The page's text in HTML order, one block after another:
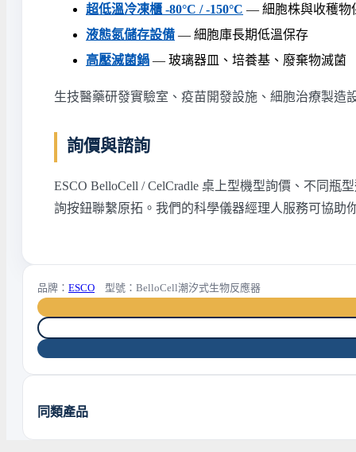
超低溫冷凍櫃 -80°C / -150°C — 細胞株與收穫物
液態氮儲存設備 — 細胞庫長期低溫保存
高壓滅菌鍋 — 玻璃器皿、培養基、廢棄物滅菌
生技醫藥研發實驗室、疫苗開發設施、細胞治療製造
詢價與諮詢
ESCO BelloCell / CelCradle 桌上型機型詢價、不同
詢按鈕聯繫原拓。我們的科學儀器經理人服務可協助
品牌： ESCO 型號：BelloCell潮汐式生物反應器
同類產品